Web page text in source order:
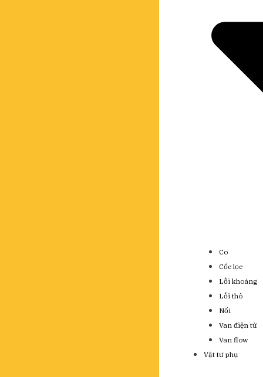
Co
Cốc lọc
Lỗi khoáng
Lỗi thô
Nối
Van điện từ
Van flow
Vật tư phụ